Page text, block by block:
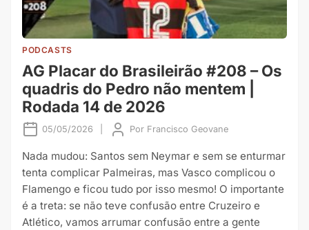
PODCASTS
AG Placar do Brasileirão #208 – Os
quadris do Pedro não mentem |
Rodada 14 de 2026
05/05/2026 Por Francisco Geovane
Nada mudou: Santos sem Neymar e sem se enturmar
tenta complicar Palmeiras, mas Vasco complicou o
Flamengo e ficou tudo por isso mesmo! O importante
é a treta: se não teve confusão entre Cruzeiro e
Atlético, vamos arrumar confusão entre a gente